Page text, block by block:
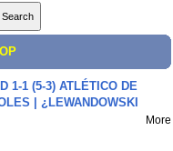
1-1 (5-3) ATLÉTICO DE
| ¿LEWANDOWSKI
More